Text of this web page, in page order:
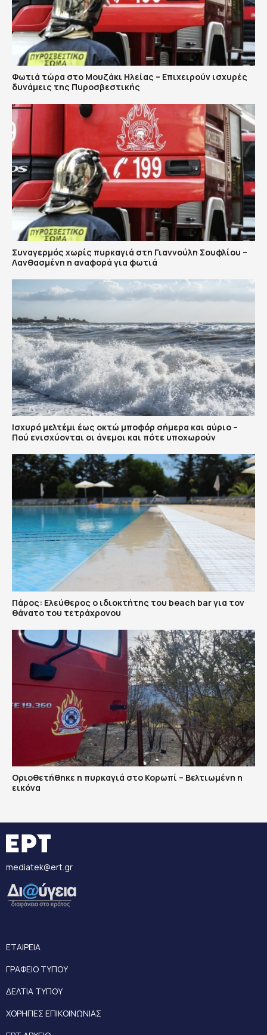
Φωτιά τώρα στο Μουζάκι Ηλείας – Επιχειρούν ισχυρές
δυνάμεις της Πυροσβεστικής
Συναγερμός χωρίς πυρκαγιά στη Γιαννούλη Σουφλίου –
Λανθασμένη η αναφορά για φωτιά
Ισχυρό μελτέμι έως οκτώ μποφόρ σήμερα και αύριο –
Πού ενισχύονται οι άνεμοι και πότε υποχωρούν
Πάρος: Ελεύθερος ο ιδιοκτήτης του beach bar για τον
θάνατο του τετράχρονου
Οριοθετήθηκε η πυρκαγιά στο Κορωπί – Βελτιωμένη η
εικόνα
mediatek@ert.gr
ΕΤΑΙΡΕΙΑ
ΓΡΑΦΕΙΟ ΤΥΠΟΥ
ΔΕΛΤΙΑ ΤΥΠΟΥ
ΧΟΡΗΓΙΕΣ ΕΠΙΚΟΙΝΩΝΙΑΣ